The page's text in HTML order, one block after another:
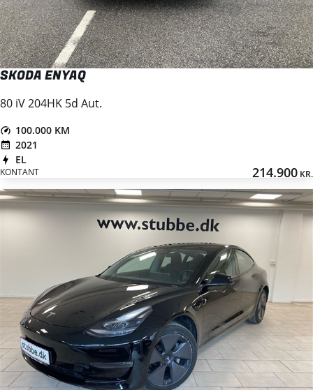
SKODA ENYAQ
80 iV 204HK 5d Aut.
100.000 KM
2021
EL
KONTANT 214.900 KR.